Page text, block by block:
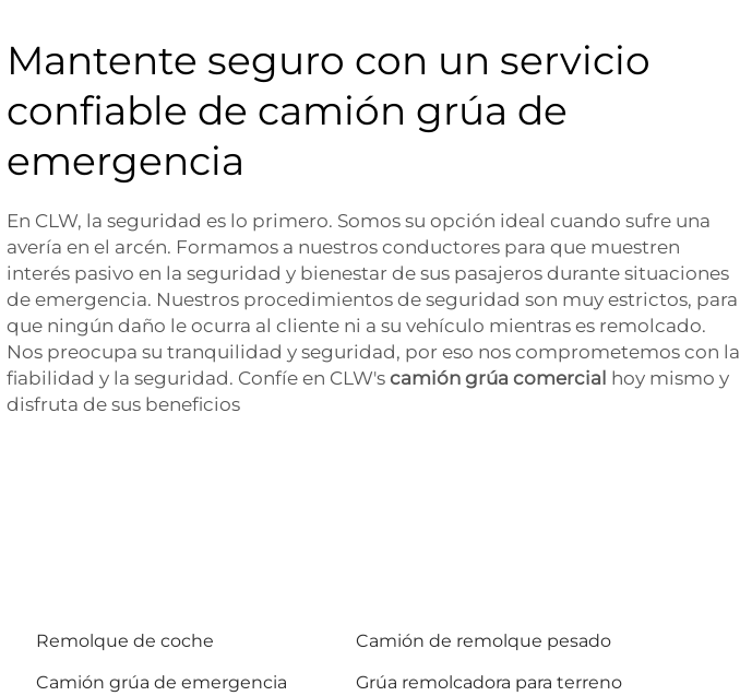
Mantente seguro con un servicio
confiable de camión grúa de
emergencia
En CLW, la seguridad es lo primero. Somos su opción ideal cuando sufre una
avería en el arcén. Formamos a nuestros conductores para que muestren
interés pasivo en la seguridad y bienestar de sus pasajeros durante situaciones
de emergencia. Nuestros procedimientos de seguridad son muy estrictos, para
que ningún daño le ocurra al cliente ni a su vehículo mientras es remolcado.
Nos preocupa su tranquilidad y seguridad, por eso nos comprometemos con la
fiabilidad y la seguridad. Confíe en CLW's camión grúa comercial hoy mismo y
disfruta de sus beneficios
Remolque de coche
Camión de remolque pesado
Camión grúa de emergencia
Grúa remolcadora para terreno